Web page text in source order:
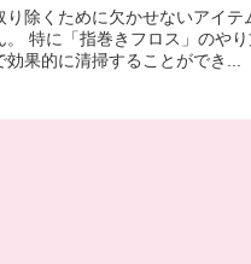
除くために欠かせないアイ
特に「指巻きフロス」のや
果的に清掃することができ...